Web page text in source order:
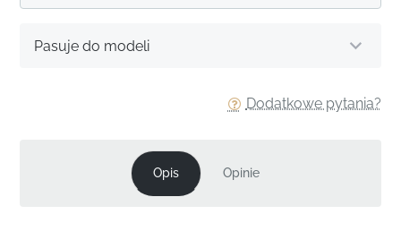
Dodatkowe pytania?
Pasuje do modeli
Opis Opinie